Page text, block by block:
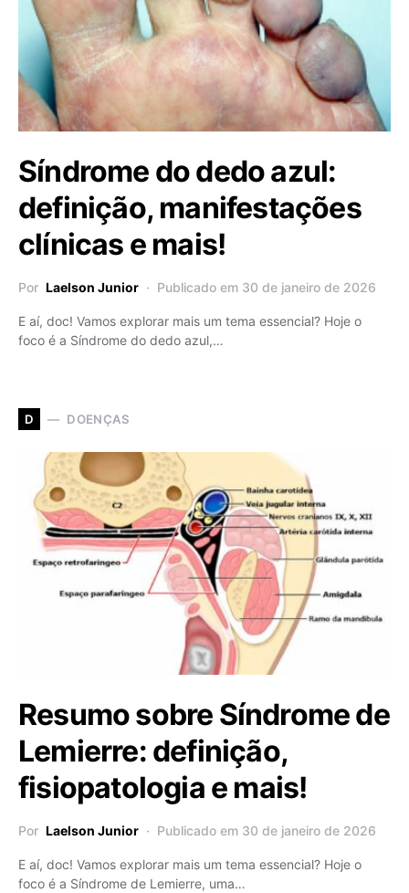
Síndrome do dedo azul:
definição, manifestações
clínicas e mais!
Por Laelson Junior Publicado em 30 de janeiro de 2026
E aí, doc! Vamos explorar mais um tema essencial? Hoje o
foco é a Síndrome do dedo azul,…
D DOENÇAS
Resumo sobre Síndrome de
Lemierre: definição,
fisiopatologia e mais!
Por Laelson Junior Publicado em 30 de janeiro de 2026
E aí, doc! Vamos explorar mais um tema essencial? Hoje o
foco é a Síndrome de Lemierre, uma…